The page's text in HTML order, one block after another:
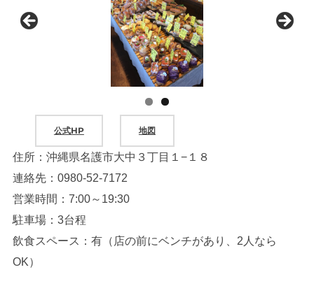
公式HP 地図
住所：沖縄県名護市大中３丁目１−１８
連絡先：0980-52-7172
営業時間：7:00～19:30
駐車場：3台程
飲食スペース：有（店の前にベンチがあり、2人なら
OK）